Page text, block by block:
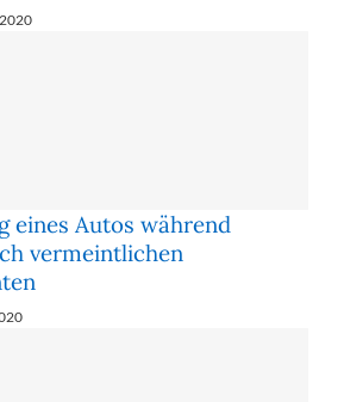
eines Autos während
vermeintlichen